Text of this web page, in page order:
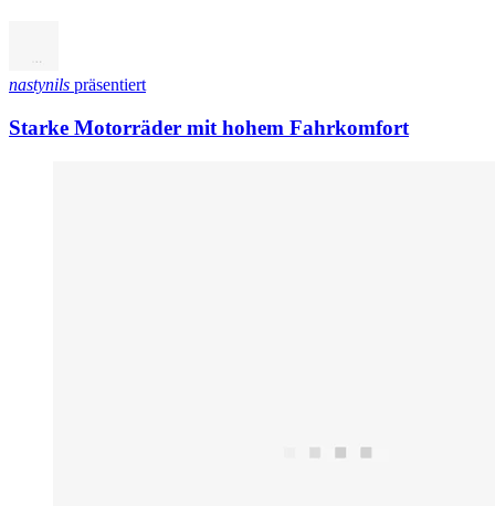
nastynils präsentiert
Starke Motorräder mit hohem Fahrkomfort